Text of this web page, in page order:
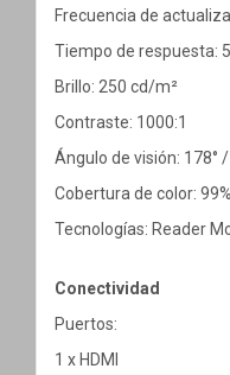
Frecuencia de
Tiempo de respuesta:
Brillo: 250 cd/m²
Contraste: 1000:1
Ángulo de visión: 178° /
Cobertura de color:
Tecnologías: Reader
Conectividad
Puertos:
1 x HDMI